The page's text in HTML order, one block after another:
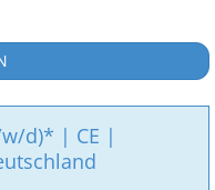
d)* | CE |